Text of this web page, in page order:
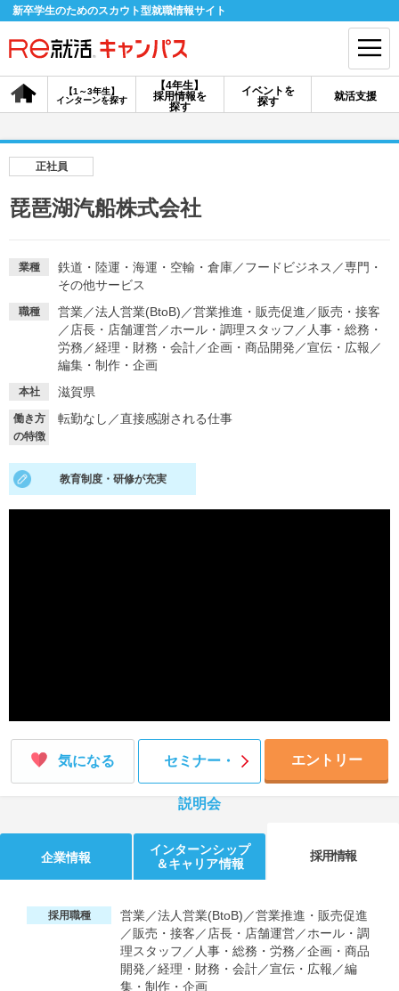
新卒学生のためのスカウト型就職情報サイト
【4年生】
採用情報を
探す
【1～3年生】
インターンを探す
イベントを
探す
就活支援
会員登録 ログイン
採用情報を探す
説明会を探す
インターンを探す
イベントを探す スカウト お知らせ
就活ノウハウ・サポート
就活支援
適職診断
正社員
琵琶湖汽船株式会社
業種 鉄道・陸運・海運・空輸・倉庫／フードビジネス ／専門・
その他サービス
職種 営業／法人営業(BtoB) ／営業推進・販売促進 ／販売・接客
／ 店長・店舗運営／ホール・調理スタッフ ／ 人事・総務・
労務 ／経理・財務・会計／企画・商品開発 ／宣伝・広報 ／
編集・制作・企画
本社 滋賀県
働き方
の特徴
転勤なし ／直接感謝される仕事
教育制度・研修が充実
気になる セミナー・
説明会
エントリー
企業情報
インターンシップ
＆キャリア情報
採用情報
採用職種
営業／法人営業(BtoB)／営業推進・販売促進
／販売・接客／店長・店舗運営／ホール・調
理スタッフ／人事・総務・労務／企画・商品
開発／経理・財務・会計／宣伝・広報／編
集・制作・企画